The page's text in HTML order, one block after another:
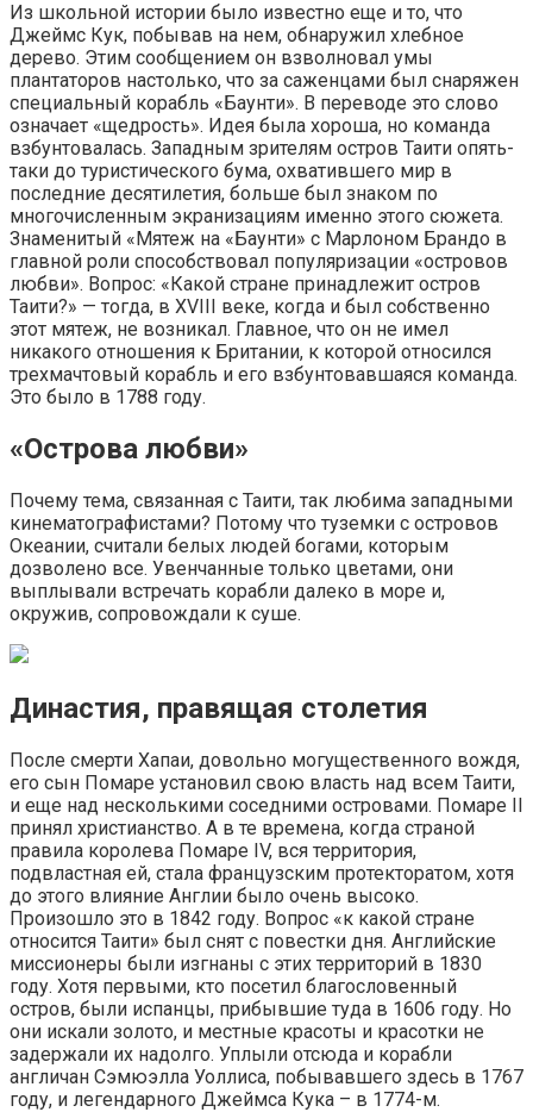
Из школьной истории было известно еще и то, что
Джеймс Кук, побывав на нем, обнаружил хлебное
дерево. Этим сообщением он взволновал умы
плантаторов настолько, что за саженцами был снаряжен
специальный корабль «Баунти». В переводе это слово
означает «щедрость». Идея была хороша, но команда
взбунтовалась. Западным зрителям остров Таити опять-
таки до туристического бума, охватившего мир в
последние десятилетия, больше был знаком по
многочисленным экранизациям именно этого сюжета.
Знаменитый «Мятеж на «Баунти» с Марлоном Брандо в
главной роли способствовал популяризации «островов
любви». Вопрос: «Какой стране принадлежит остров
Таити?» — тогда, в XVIII веке, когда и был собственно
этот мятеж, не возникал. Главное, что он не имел
никакого отношения к Британии, к которой относился
трехмачтовый корабль и его взбунтовавшаяся команда.
Это было в 1788 году.
«Острова любви»
Почему тема, связанная с Таити, так любима западными
кинематографистами? Потому что туземки с островов
Океании, считали белых людей богами, которым
дозволено все. Увенчанные только цветами, они
выплывали встречать корабли далеко в море и,
окружив, сопровождали к суше.
Династия, правящая столетия
После смерти Хапаи, довольно могущественного вождя,
его сын Помаре установил свою власть над всем Таити,
и еще над несколькими соседними островами. Помаре II
принял христианство. А в те времена, когда страной
правила королева Помаре IV, вся территория,
подвластная ей, стала французским протекторатом, хотя
до этого влияние Англии было очень высоко.
Произошло это в 1842 году. Вопрос «к какой стране
относится Таити» был снят с повестки дня. Английские
миссионеры были изгнаны с этих территорий в 1830
году. Хотя первыми, кто посетил благословенный
остров, были испанцы, прибывшие туда в 1606 году. Но
они искали золото, и местные красоты и красотки не
задержали их надолго. Уплыли отсюда и корабли
англичан Сэмюэлла Уоллиса, побывавшего здесь в 1767
году, и легендарного Джеймса Кука – в 1774-м.